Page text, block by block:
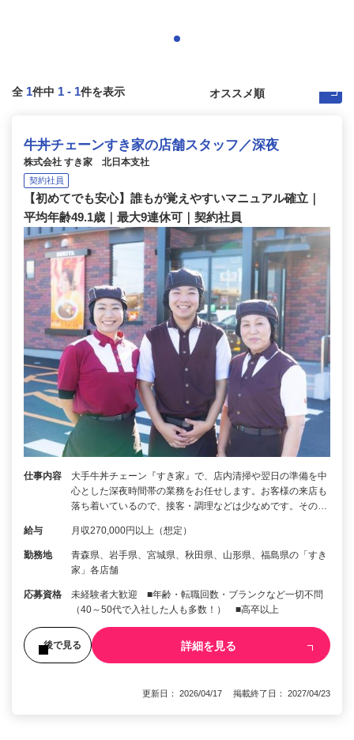
全 1件中 1 - 1件を表示
牛丼チェーンすき家の店舗スタッフ／深夜
株式会社 すき家 北日本支社
契約社員
【初めてでも安心】誰もが覚えやすいマニュアル確立｜
平均年齢49.1歳｜最大9連休可｜契約社員
仕事内容
大手牛丼チェーン『すき家』で、店内清掃や翌日の準備を中
心とした深夜時間帯の業務をお任せします。お客様の来店も
落ち着いているので、接客・調理などは少なめです。その…
給与 月収270,000円以上（想定）
勤務地
青森県、岩手県、宮城県、秋田県、山形県、福島県の「すき
家」各店舗
応募資格
未経験者大歓迎 ■年齢・転職回数・ブランクなど一切不問
（40～50代で入社した人も多数！） ■高卒以上
後で見る 詳細を見る
更新日： 2026/04/17 掲載終了日： 2027/04/23